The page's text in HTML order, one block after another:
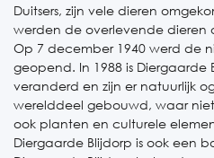
Duitsers, zijn vele dieren
werden de overlevende dieren
Op 7 december 1940 werd de
geopend. In 1988 is
veranderd en zijn er natuurlijk
werelddeel gebouwd, waar
ook planten en culturele
Diergaarde Blijdorp is ook een